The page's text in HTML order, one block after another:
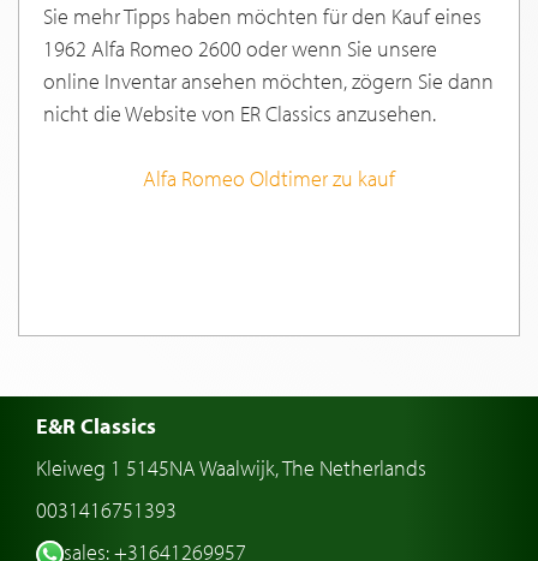
Sie mehr Tipps haben möchten für den Kauf eines
1962 Alfa Romeo 2600 oder wenn Sie unsere
online Inventar ansehen möchten, zögern Sie dann
nicht die Website von ER Classics anzusehen.
Alfa Romeo Oldtimer zu kauf
E&R Classics
Kleiweg 1 5145NA Waalwijk, The Netherlands
0031416751393
sales: +31641269957